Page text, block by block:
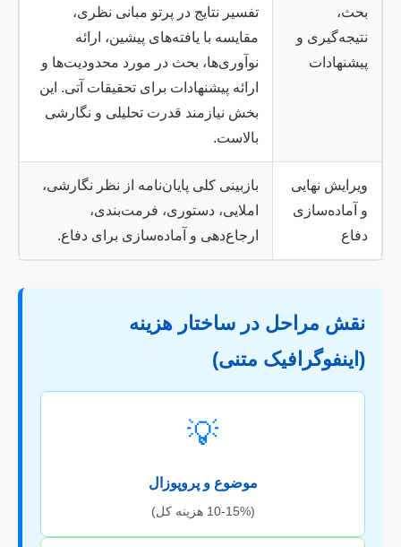
بحث،
نتیجه‌گیری و
پیشنهادات
تفسیر نتایج در پرتو مبانی نظری،
مقایسه با یافته‌های پیشین، ارائه
نوآوری‌ها، بحث در مورد محدودیت‌ها و
ارائه پیشنهادات برای تحقیقات آتی. این
بخش نیازمند قدرت تحلیلی و نگارشی
بالاست.
ویرایش نهایی
و آماده‌سازی
دفاع
بازبینی کلی پایان‌نامه از نظر نگارشی،
املایی، دستوری، فرمت‌بندی،
ارجاع‌دهی و آماده‌سازی برای دفاع.
نقش مراحل در ساختار هزینه
(اینفوگرافیک متنی)
💡
موضوع و پروپوزال
(10-15% هزینه کل)